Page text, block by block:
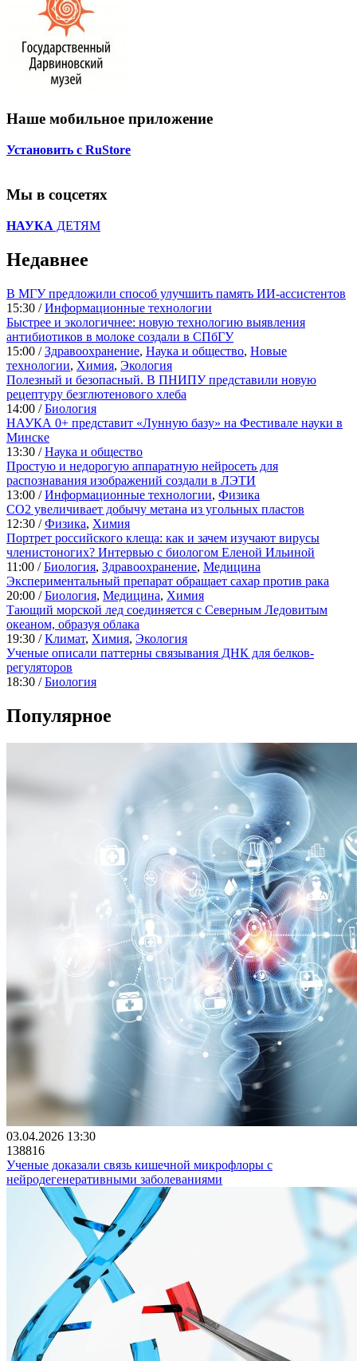
Наше мобильное приложение
Установить с RuStore
Мы в соцсетях
НАУКА ДЕТЯМ
Недавнее
В МГУ предложили способ улучшить память ИИ-ассистентов
15:30 /Информационные технологии
Быстрее и экологичнее: новую технологию выявления
антибиотиков в молоке создали в СПбГУ
15:00 /Здравоохранение, Наука и общество, Новые
технологии, Химия, Экология
Полезный и безопасный. В ПНИПУ представили новую
рецептуру безглютенового хлеба
14:00 /Биология
НАУКА 0+ представит «Лунную базу» на Фестивале науки в
Минске
13:30 /Наука и общество
Простую и недорогую аппаратную нейросеть для
распознавания изображений создали в ЛЭТИ
13:00 /Информационные технологии, Физика
CO2 увеличивает добычу метана из угольных пластов
12:30 /Физика, Химия
Портрет российского клеща: как и зачем изучают вирусы
членистоногих? Интервью с биологом Еленой Ильиной
11:00 /Биология, Здравоохранение, Медицина
Экспериментальный препарат обращает сахар против рака
20:00 /Биология, Медицина, Химия
Тающий морской лед соединяется с Северным Ледовитым
океаном, образуя облака
19:30 /Климат, Химия, Экология
Ученые описали паттерны связывания ДНК для белков-
регуляторов
18:30 /Биология
Популярное
03.04.2026 13:30
138816
Ученые доказали связь кишечной микрофлоры с
нейродегенеративными заболеваниями